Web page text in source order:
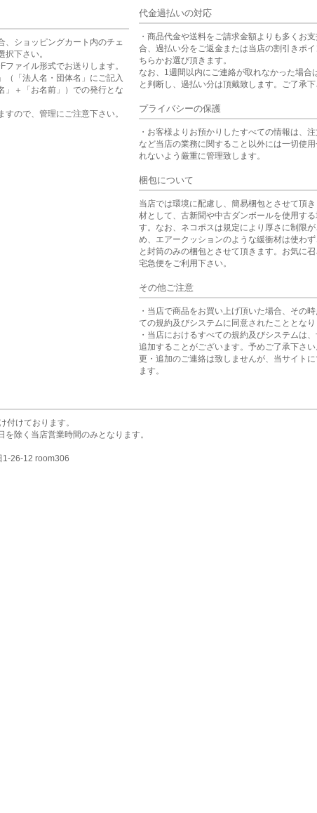
、ショッピングカート内のチェ
択下さい。
ファイル形式でお送りします。
（「法人名・団体名」にご記入
」＋「お名前」）での発行とな
すので、管理にご注意下さい。
代金過払いの対応
・商品代金や送料をご請求金額よりも多くお
合、過払い分をご返金または当店の割引きポ
ちらかお選び頂きます。
なお、1週間以内にご連絡が取れなかった場合
と判断し、過払い分は頂戴致します。ご了承下
プライバシーの保護
・お客様よりお預かりしたすべての情報は、
など当店の業務に関すること以外には一切使
れないよう厳重に管理致します。
梱包について
当店では環境に配慮し、簡易梱包とさせて頂
材として、古新聞や中古ダンボールを使用する
す。なお、ネコポスは規定により厚さに制限
め、エアークッションのような緩衝材は使わ
と封筒のみの梱包とさせて頂きます。お気に召
宅急便をご利用下さい。
その他ご注意
・当店で商品をお買い上げ頂いた場合、その
ての規約及びシステムに同意されたこととなり
・当店におけるすべての規約及びシステムは、
追加することがございます。予めご了承下さ
更・追加のご連絡は致しませんが、当サイト
ます。
付けております。
除く当店営業時間のみとなります。
1-26-12 room306